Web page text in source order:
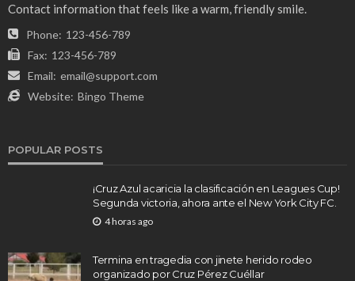
Contact information that feels like a warm, friendly smile.
Phone: 123-456-789
Fax: 123-456-789
Email: email@support.com
Website: Bingo Theme
POPULAR POSTS
¡Cruz Azul acaricia la clasificación en Leagues Cup!
Segunda victoria, ahora ante el New York City FC.
4 horas ago
Termina en tragedia con jinete herido rodeo
organizado por Cruz Pérez Cuéllar